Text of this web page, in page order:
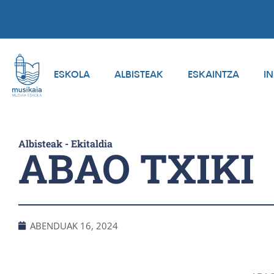
ESKOLA ALBISTEAK ESKAINTZA
Albisteak -Ekitaldia
ABAO TXIKI
ABENDUAK 16, 2024